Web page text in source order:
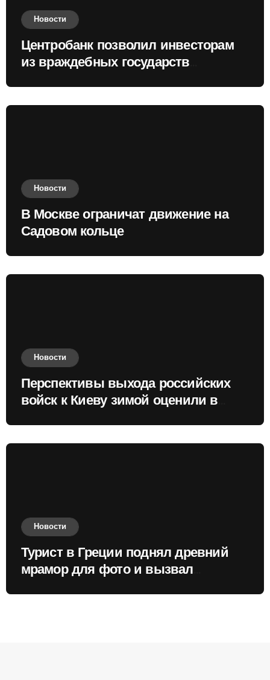
Новости
Центробанк позволил инвесторам
из враждебных государств
Новости
В Москве ограничат движение на
Садовом кольце
Новости
Перспективы выхода российских
войск к Киеву зимой оценили в
Новости
Турист в Греции поднял древний
мрамор для фото и вызвал